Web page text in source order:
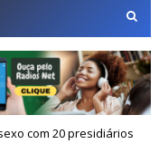
com 20 presidiários